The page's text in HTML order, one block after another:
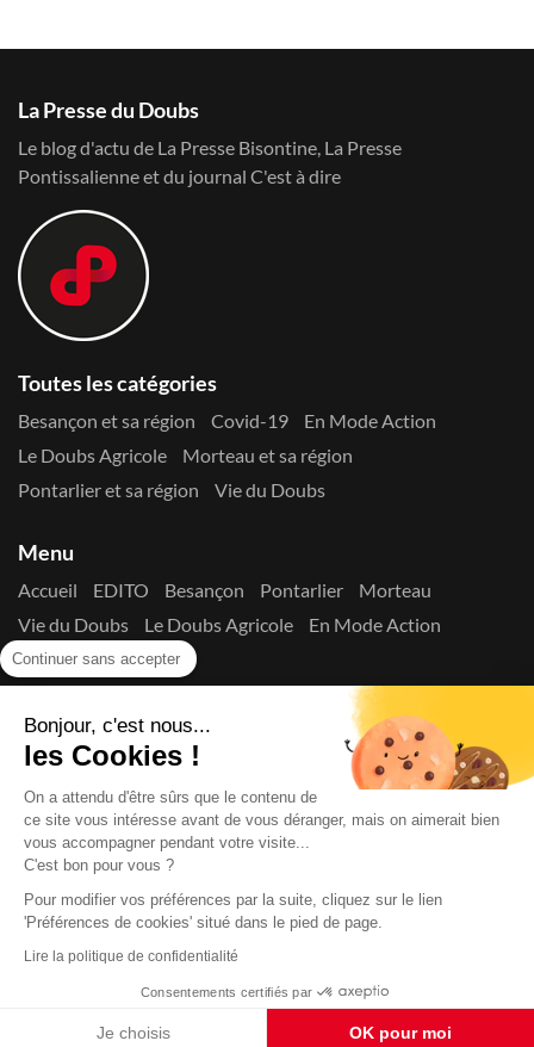
Continuer sans accepter
Bonjour, c'est nous...
les Cookies !
On a attendu d'être sûrs que le contenu de
ce site vous intéresse avant de vous déranger, mais on aimerait bien
vous accompagner pendant votre visite...
C'est bon pour vous ?
Pour modifier vos préférences par la suite, cliquez sur le lien
'Préférences de cookies' situé dans le pied de page.
Lire la politique de confidentialité
Consentements certifiés par
Je choisis OK pour moi
La Presse du Doubs
Le blog d'actu de La Presse Bisontine, La Presse
Pontissalienne et du journal C'est à dire
Toutes les catégories
Besançon et sa région Covid-19
En Mode Action
Le Doubs Agricole
Morteau et sa région
Pontarlier et sa région
Vie du Doubs
Menu
Accueil EDITO Besançon Pontarlier
Morteau
Vie du Doubs
Le Doubs Agricole
En Mode Action
Contactez-nous !
Suivez-nous sur les réseaux
Copyright © 2026 La Presse du Doubs
2725-8165 - N° de commission paritaire : 1125 Y 94392
Données Personnelles
Mentions Légales